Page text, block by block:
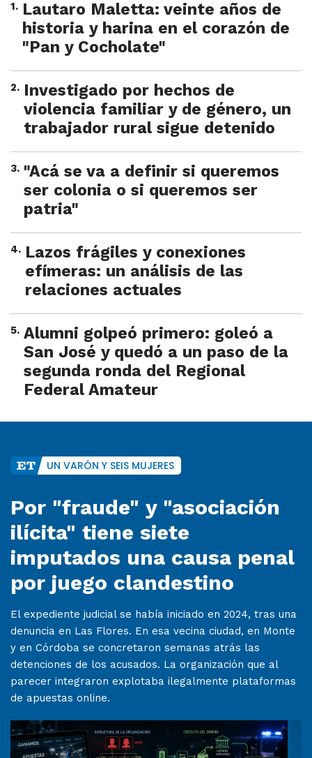
1. Lautaro Maletta: veinte años de
historia y harina en el corazón de
"Pan y Cocholate"
2. Investigado por hechos de
violencia familiar y de género, un
trabajador rural sigue detenido
3. "Acá se va a definir si queremos
ser colonia o si queremos ser
patria"
4. Lazos frágiles y conexiones
efímeras: un análisis de las
relaciones actuales
5. Alumni golpeó primero: goleó a
San José y quedó a un paso de la
segunda ronda del Regional
Federal Amateur
UN VARÓN Y SEIS MUJERES
Por "fraude" y "asociación
ilícita" tiene siete
imputados una causa penal
por juego clandestino
El expediente judicial se había iniciado en 2024, tras una
denuncia en Las Flores. En esa vecina ciudad, en Monte
y en Córdoba se concretaron semanas atrás las
detenciones de los acusados. La organización que al
parecer integraron explotaba ilegalmente plataformas
de apuestas online.